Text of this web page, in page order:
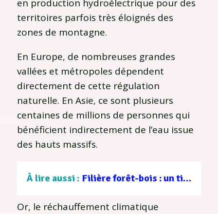
en production hydroélectrique pour des
territoires parfois très éloignés des
zones de montagne.
En Europe, de nombreuses grandes
vallées et métropoles dépendent
directement de cette régulation
naturelle. En Asie, ce sont plusieurs
centaines de millions de personnes qui
bénéficient indirectement de l’eau issue
des hauts massifs.
À lire aussi : Filière forêt-bois : un tissu d’entreprises au service d’une gestion durable
Or, le réchauffement climatique